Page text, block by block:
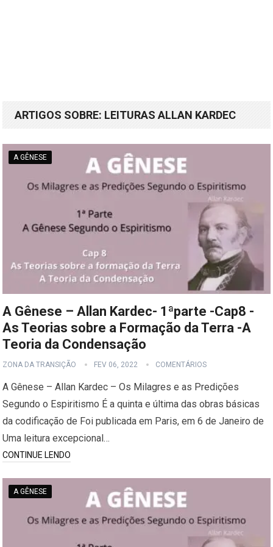
ARTIGOS SOBRE: LEITURAS ALLAN KARDEC
A GÊNESE
A Gênese – Allan Kardec- 1ªparte -Cap8 -
As Teorias sobre a Formação da Terra -A
Teoria da Condensação
ZONA DA TRANSIÇÃO FEV 06, 2022 COMENTÁRIOS
A Gênese – Allan Kardec – Os Milagres e as Predições
Segundo o Espiritismo É a quinta e última das obras básicas
da codificação de Foi publicada em Paris, em 6 de Janeiro de
Uma leitura excepcional…
CONTINUE LENDO
A GÊNESE